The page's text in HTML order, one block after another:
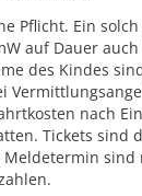
Pflicht. Ein
auf Dauer
des Kindes
nach
Tickets sind
Meldetermin sind